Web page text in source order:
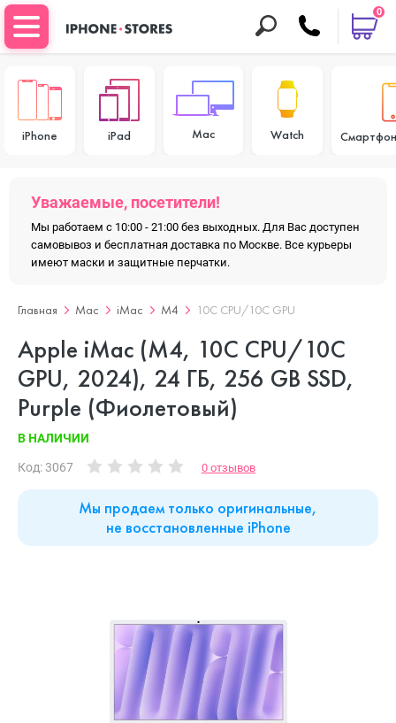
0
iPhone iPad Mac Watch
Уважаемые, посетители!
Мы работаем с 10:00 - 21:00 без выходных. Для Вас доступен
самовывоз и бесплатная доставка по Москве. Все курьеры
имеют маски и защитные перчатки.
Главная Mac iMac M4 10C CPU/10C GPU
Apple iMac (M4, 10C CPU/10C
GPU, 2024), 24 ГБ, 256 GB SSD,
Purple (Фиолетовый)
В НАЛИЧИИ
Код: 3067 0 отзывов
Мы продаем только оригинальные,
не восстановленные iPhone